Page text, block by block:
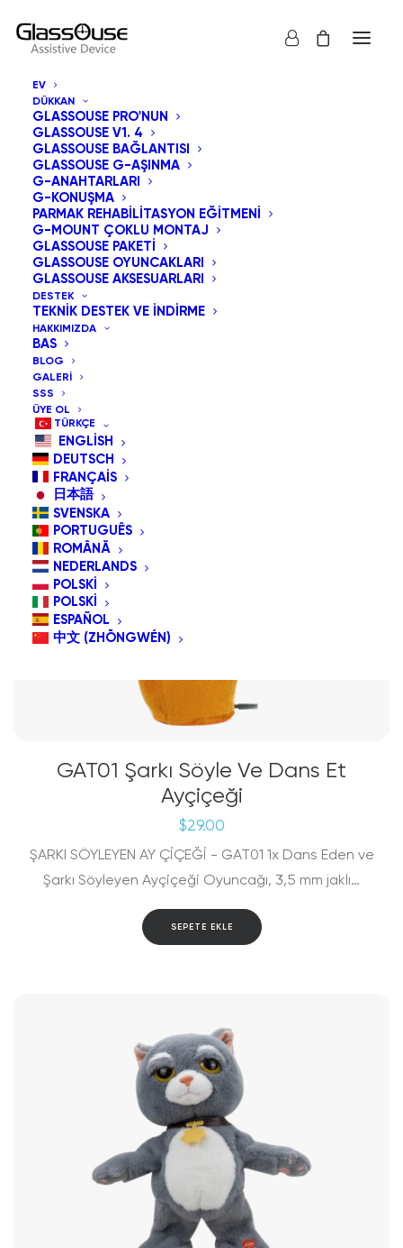
EV
DÜKKAN
GLASSOUSE PRO'NUN
GLASSOUSE V1. 4
GLASSOUSE BAĞLANTISI
GLASSOUSE G-AŞINMA
G-ANAHTARLARI
G-KONUŞMA
PARMAK REHABILITASYON EĞITMENI
G-MOUNT ÇOKLU MONTAJ
GLASSOUSE PAKETI
GLASSOUSE OYUNCAKLARI
GLASSOUSE AKSESUARLARI
DESTEK
TEKNIK DESTEK VE İNDIRME
HAKKIMIZDA
BAS
BLOG
GALERI
SSS
ÜYE OL
TÜRKÇE
ENGLISH
DEUTSCH
FRANÇAIS
日本語
SVENSKA
PORTUGUÊS
ROMÂNĂ
NEDERLANDS
POLSKI
POLSKI
ESPAÑOL
中文 (ZHŌNGWÉN)
Hepsi göster GlassOuse Oyuncakları
En çok satılana göre sırala
Varsayılan Sıralama
En yeniye göre sırala
Fiyata göre sırala: Düşükten yükseğe
Fiyata göre sırala: Yüksekten düşüğe
GAT01 Şarkı Söyle Ve Dans Et
Ayçiçeği
$29.00
ŞARKI SÖYLEYEN AY ÇİÇEĞİ - GAT01 1x Dans Eden ve
Şarkı Söyleyen Ayçiçeği Oyuncağı, 3,5 mm jaklı…
SEPETE EKLE